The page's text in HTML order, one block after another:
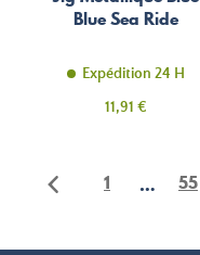
Blue Sea Ride
Expédition 24 H
Prix
11,91 €
1 … 55